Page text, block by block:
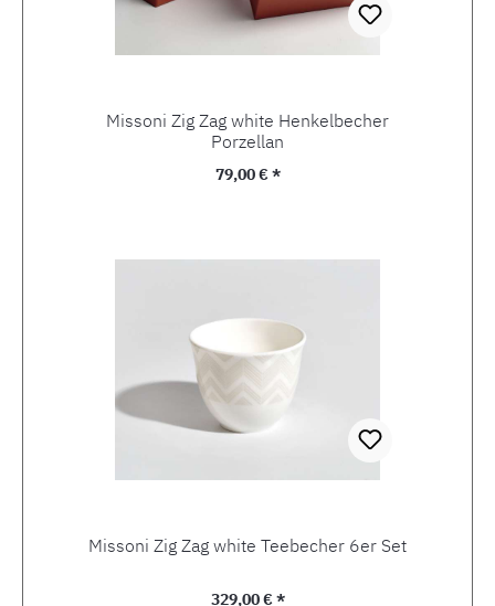
Missoni Zig Zag white Henkelbecher
Porzellan
Regulärer Preis:
79,00 € *
Missoni Zig Zag white Teebecher 6er Set
Regulärer Preis:
329,00 € *